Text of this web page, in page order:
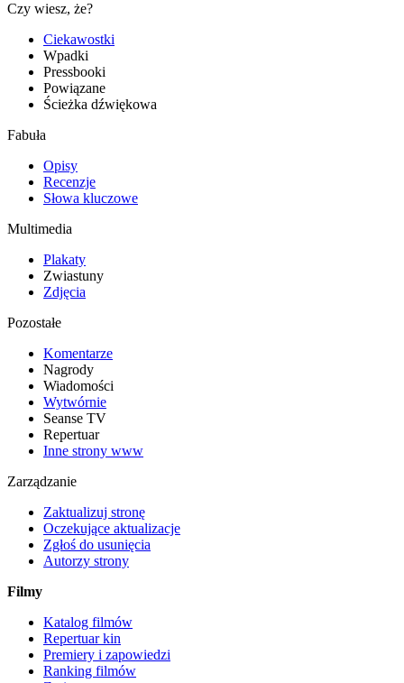
Czy wiesz, że?
Ciekawostki
Wpadki
Pressbooki
Powiązane
Ścieżka dźwiękowa
Fabuła
Opisy
Recenzje
Słowa kluczowe
Multimedia
Plakaty
Zwiastuny
Zdjęcia
Pozostałe
Komentarze
Nagrody
Wiadomości
Wytwórnie
Seanse TV
Repertuar
Inne strony www
Zarządzanie
Zaktualizuj stronę
Oczekujące aktualizacje
Zgłoś do usunięcia
Autorzy strony
Filmy
Katalog filmów
Repertuar kin
Premiery i zapowiedzi
Ranking filmów